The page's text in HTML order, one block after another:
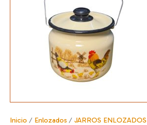
Inicio / Enlozados / JARROS ENLOZADOS